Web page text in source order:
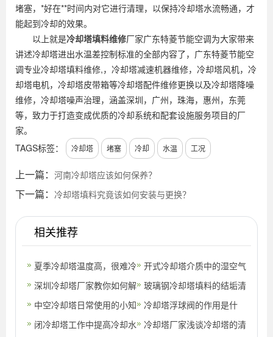
堵塞，*好在**时间内对它进行清理，以保持冷却塔水流畅通，才
能起到冷却的效果。
以上就是冷却塔填料维修厂家广东特菱节能空调为大家带来
讲述冷却塔进出水温差控制标准的全部内容了，广东特菱节能空
调专业冷却塔填料维修,，冷却塔减速机器维修，冷却塔风机，冷
却塔电机，冷却塔皮带箱等冷却塔配件维修更换以及冷却塔降噪
维修，冷却塔噪声治理，涵盖深圳，广州，珠海，惠州，东莞
等，致力于打造变成优质的冷却系统和配套设施服务项目的厂
家。
TAGS标签：
冷却塔 堵塞 冷却 水温 工况
上一篇： 河南冷却塔应该如何保养？
下一篇： 冷却塔填料究竟该如何安装与更换？
相关推荐
夏季冷却塔温度高，很难冷
却怎么办？(冷却塔放在车
间好不好)
开式冷却塔介质中的湿空气
详细说明(横流开式冷却塔
原理图)
深圳冷却塔厂家教你如何解
决冷却塔漂水现象？(冷却
塔飘水如何
玻璃钢冷却塔填料的结垢清
洁技巧
中空冷却塔日常使用的小知
识(小型冷却塔的构造)
冷却塔浮球阀的作用是什
么？(冷却塔的浮球阀是什
闭冷却塔工作中提高冷却水
冷却塔厂家浅谈冷却塔的清